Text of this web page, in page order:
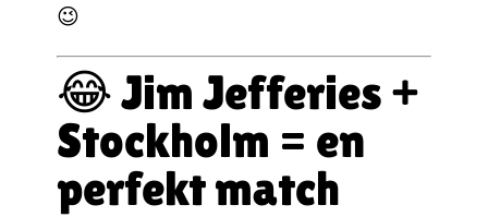
😉
😂 Jim Jefferies +
Stockholm = en
perfekt match